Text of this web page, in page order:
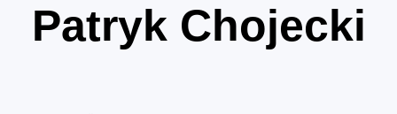
Patryk Chojecki